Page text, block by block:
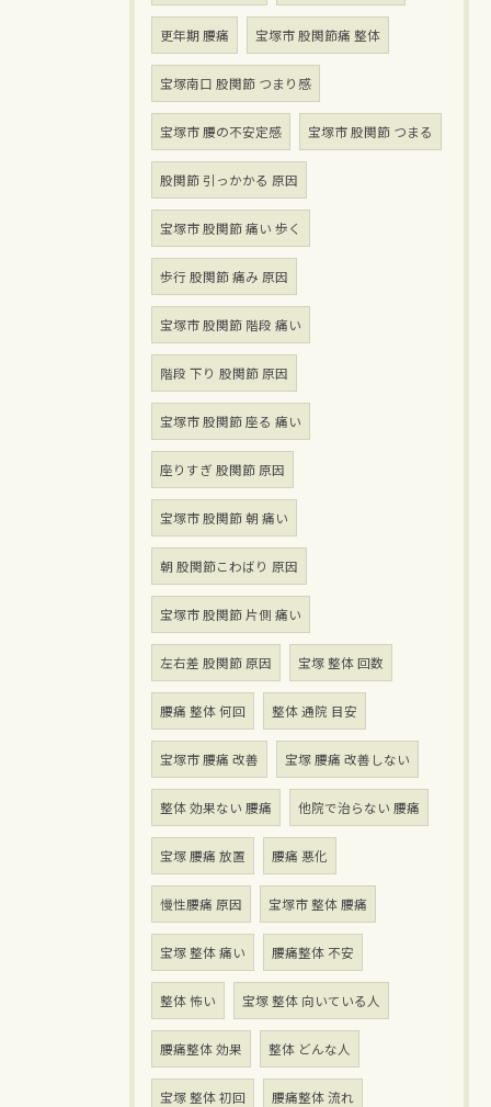
更年期 腰痛 宝塚市 股関節痛 整体
宝塚南口 股関節 つまり感
宝塚市 腰の不安定感 宝塚市 股関節 つまる
股関節 引っかかる 原因
宝塚市 股関節 痛い 歩く
歩行 股関節 痛み 原因
宝塚市 股関節 階段 痛い
階段 下り 股関節 原因
宝塚市 股関節 座る 痛い
座りすぎ 股関節 原因
宝塚市 股関節 朝 痛い
朝 股関節こわばり 原因
宝塚市 股関節 片側 痛い
左右差 股関節 原因 宝塚 整体 回数
腰痛 整体 何回 整体 通院 目安
宝塚市 腰痛 改善 宝塚 腰痛 改善しない
整体 効果ない 腰痛 他院で治らない 腰痛
宝塚 腰痛 放置 腰痛 悪化
慢性腰痛 原因 宝塚市 整体 腰痛
宝塚 整体 痛い 腰痛整体 不安
整体 怖い 宝塚 整体 向いている人
腰痛整体 効果 整体 どんな人
宝塚 整体 初回 腰痛整体 流れ